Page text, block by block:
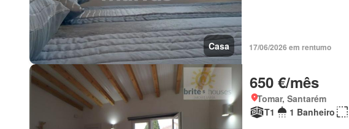
Casa 17/06/2026 em rentumo
650 €/mês
Tomar, Santarém
T1
1 Banheiro